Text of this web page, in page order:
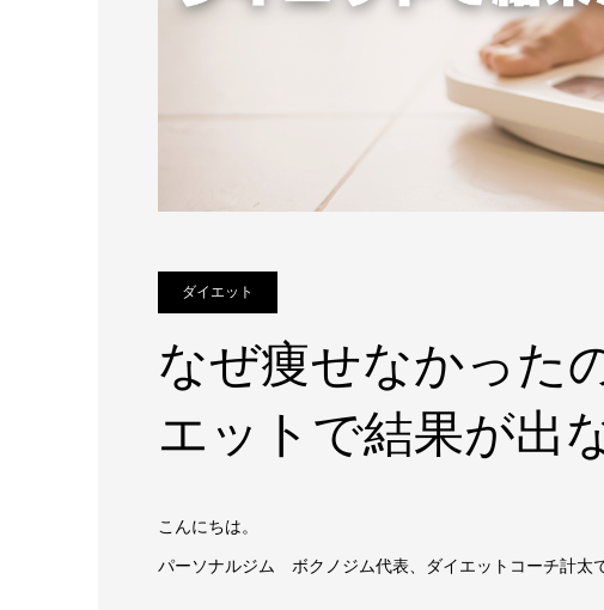
ダイエット
なぜ痩せなかった
エットで結果が出
こんにちは。
パーソナルジム ボクノジム代表、ダイエットコーチ計太で